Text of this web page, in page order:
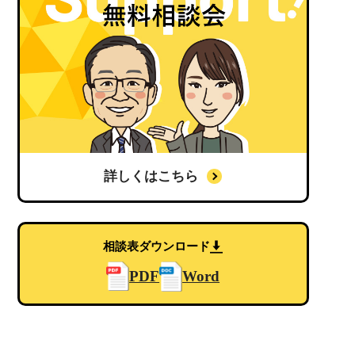
詳しくはこちら
相談表ダウンロード
PDF Word